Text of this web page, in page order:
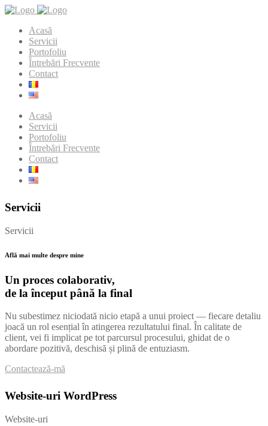
Acasă
Servicii
Portofoliu
Întrebări Frecvente
Contact
Acasă
Servicii
Portofoliu
Întrebări Frecvente
Contact
Servicii
Servicii
Află mai multe despre mine
Un proces colaborativ,
de la început până la final
Nu subestimez niciodată nicio etapă a unui proiect — fiecare detaliu
joacă un rol esențial în atingerea rezultatului final. În calitate de
client, vei fi implicat pe tot parcursul procesului, ghidat de o
abordare pozitivă, deschisă și plină de entuziasm.
Contactează-mă
Website-uri WordPress
Website-uri